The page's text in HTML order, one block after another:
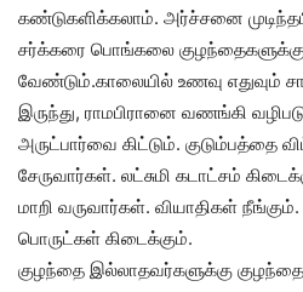
கண்டுகளிக்கலாம். அர்ச்சனை
சர்க்கரை பொங்கலை
வேண்டும்.காலையில் உணவு எதுவும்
இருந்து, ராமபிரானை வணங்கி
அருட்பார்வை கிட்டும். குடும்பத்தை
சேருவார்கள். லட்சுமி கடாட்சம்
மாறி வருவார்கள். வியாதிகள்
பொருட்கள் கிடைக்கும்.
குழந்தை இல்லாதவர்களுக்கு குழந்தை